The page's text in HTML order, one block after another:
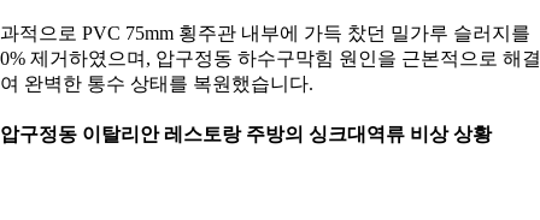
적으로 PVC 75mm 횡주관 내부에 가득 찼던 밀가루 슬러지를
제거하였으며, 압구정동 하수구막힘 원인을 근본적으로 해결
완벽한 통수 상태를 복원했습니다.
구정동 이탈리안 레스토랑 주방의 싱크대역류 비상 상황